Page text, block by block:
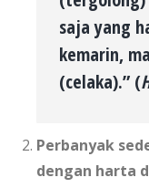
saja yang
kemarin,
(celaka).” (
Perbanyak
dengan harta